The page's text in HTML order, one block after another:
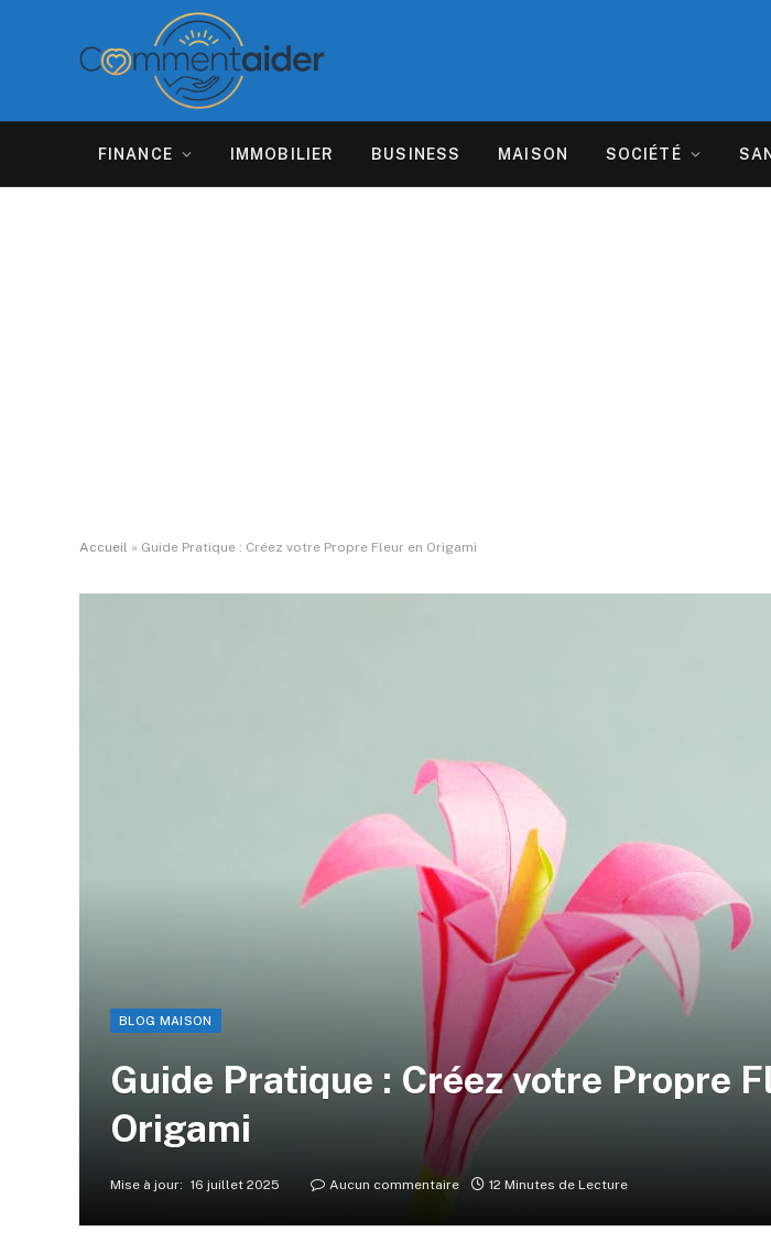
FINANCE IMMOBILIER BUSINESS MAISON SOCIÉTÉ
Accueil » Guide Pratique : Créez votre Propre Fleur en Origami
BLOG MAISON
Guide Pratique : Créez votre Propre
Origami
Mise à jour: 16 juillet 2025 Aucun commentaire 12 Minutes de Lecture